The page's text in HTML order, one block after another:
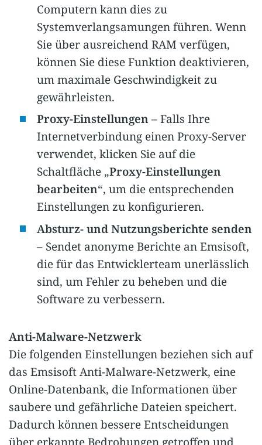
Computern kann dies zu
Systemverlangsamungen führen. Wenn
Sie über ausreichend RAM verfügen,
können Sie diese Funktion deaktivieren,
um maximale Geschwindigkeit zu
gewährleisten.
Proxy-Einstellungen – Falls Ihre
Internetverbindung einen Proxy-Server
verwendet, klicken Sie auf die
Schaltfläche „Proxy-Einstellungen
bearbeiten“, um die entsprechenden
Einstellungen zu konfigurieren.
Absturz- und Nutzungsberichte senden
– Sendet anonyme Berichte an Emsisoft,
die für das Entwicklerteam unerlässlich
sind, um Fehler zu beheben und die
Software zu verbessern.
Anti-Malware-Netzwerk
Die folgenden Einstellungen beziehen sich auf
das Emsisoft Anti-Malware-Netzwerk, eine
Online-Datenbank, die Informationen über
saubere und gefährliche Dateien speichert.
Dadurch können bessere Entscheidungen